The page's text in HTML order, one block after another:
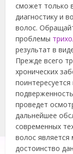
сможет только
диагностику и
волос.
проблемы
результат в
Прежде всего
хронических
проведет
дальнейшее
современных
волос является
достоинство